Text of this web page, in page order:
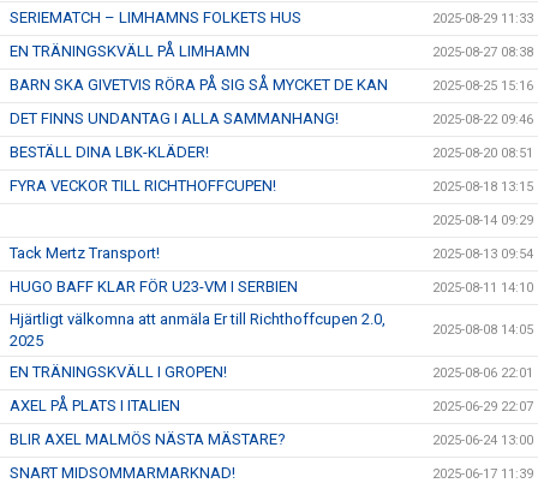
SERIEMATCH – LIMHAMNS FOLKETS HUS 2025-08-29 11:33
EN TRÄNINGSKVÄLL PÅ LIMHAMN 2025-08-27 08:38
BARN SKA GIVETVIS RÖRA PÅ SIG SÅ MYCKET DE KAN 2025-08-25 15:16
DET FINNS UNDANTAG I ALLA SAMMANHANG! 2025-08-22 09:46
BESTÄLL DINA LBK-KLÄDER! 2025-08-20 08:51
FYRA VECKOR TILL RICHTHOFFCUPEN! 2025-08-18 13:15
2025-08-14 09:29
Tack Mertz Transport! 2025-08-13 09:54
HUGO BAFF KLAR FÖR U23-VM I SERBIEN 2025-08-11 14:10
Hjärtligt välkomna att anmäla Er till Richthoffcupen 2.0,
2025
2025-08-08 14:05
EN TRÄNINGSKVÄLL I GROPEN! 2025-08-06 22:01
AXEL PÅ PLATS I ITALIEN 2025-06-29 22:07
BLIR AXEL MALMÖS NÄSTA MÄSTARE? 2025-06-24 13:00
SNART MIDSOMMARMARKNAD! 2025-06-17 11:39